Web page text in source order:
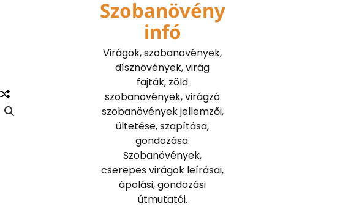
Szobanövény
infó
Virágok, szobanövények,
dísznövények, virág
fajták, zöld
szobanövények, virágzó
szobanövények jellemzői,
ültetése, szapítása,
gondozása.
Szobanövények,
cserepes virágok leírásai,
ápolási, gondozási
útmutatói.